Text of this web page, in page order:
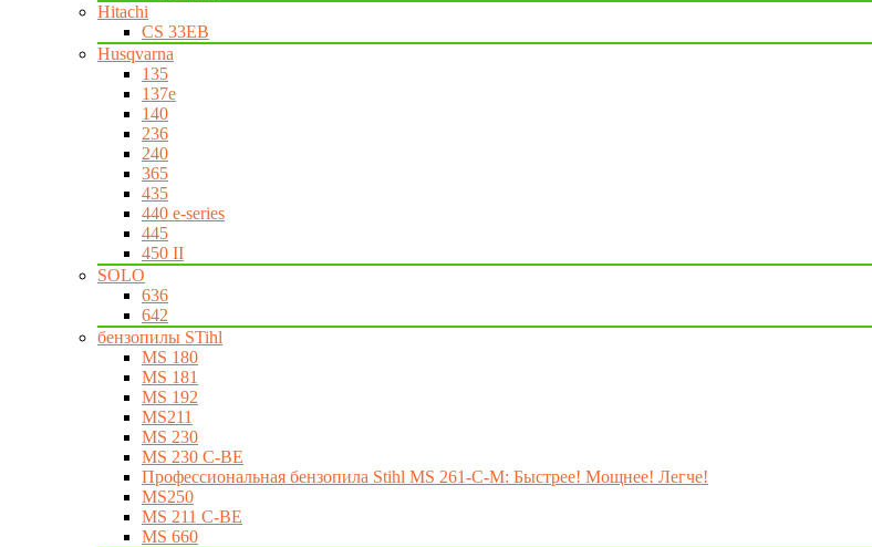
Hitachi
CS 33EB
Husqvarna
135
137e
140
236
240
365
435
440 e-series
445
450 II
SOLO
636
642
бензопилы STihl
MS 180
MS 181
MS 192
MS211
MS 230
MS 230 C-BE
Профессиональная бензопила Stihl MS 261-C-M: Быстрее! Мощнее! Легче!
MS250
MS 211 C-BE
MS 660